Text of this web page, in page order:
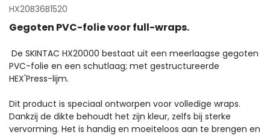
HX20B36B1520
Gegoten PVC-folie voor full-wraps.
De SKINTAC HX20000 bestaat uit een meerlaagse gegoten
PVC-folie en een schutlaag; met gestructureerde
HEX'Press-lijm.
Dit product is speciaal ontworpen voor volledige wraps.
Dankzij de dikte behoudt het zijn kleur, zelfs bij sterke
vervorming. Het is handig en moeiteloos aan te brengen en